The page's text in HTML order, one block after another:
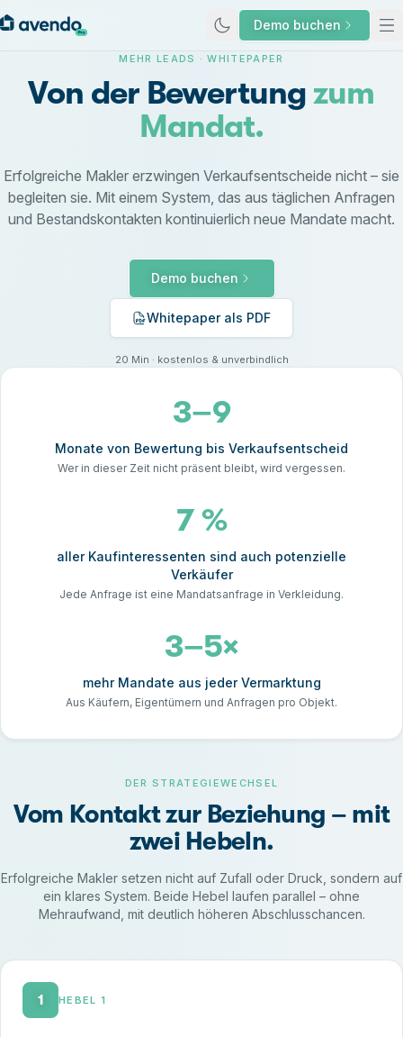
Demo buchen
MEHR LEADS · WHITEPAPER
Von der Bewertung zum
Mandat.
Erfolgreiche Makler erzwingen Verkaufsentscheide nicht – sie
begleiten sie. Mit einem System, das aus täglichen Anfragen
und Bestandskontakten kontinuierlich neue Mandate macht.
Demo buchen
Whitepaper als PDF
20 Min · kostenlos & unverbindlich
Drei Zahlen, die jeder Makler kennen sollte
3–9
Monate von Bewertung bis Verkaufsentscheid
Wer in dieser Zeit nicht präsent bleibt, wird vergessen.
7 %
aller Kaufinteressenten sind auch potenzielle
Verkäufer
Jede Anfrage ist eine Mandatsanfrage in Verkleidung.
3–5×
mehr Mandate aus jeder Vermarktung
Aus Käufern, Eigentümern und Anfragen pro Objekt.
DER STRATEGIEWECHSEL
Vom Kontakt zur Beziehung – mit
zwei Hebeln.
Erfolgreiche Makler setzen nicht auf Zufall oder Druck, sondern auf
ein klares System. Beide Hebel laufen parallel – ohne
Mehraufwand, mit deutlich höheren Abschlusschancen.
1 HEBEL 1